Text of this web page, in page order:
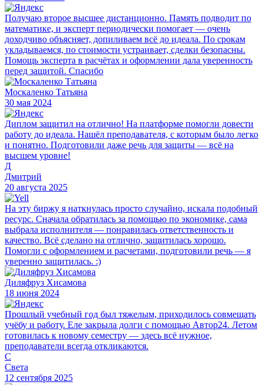
Получаю второе высшее дистанционно. Память подводит по
математике, и эксперт периодически помогает — очень
доходчиво объясняет, допиливаем всё до идеала. По срокам
укладываемся, по стоимости устраивает, сделки безопасны.
Помощь эксперта в расчётах и оформлении дала уверенность
перед защитой. Спасибо
Москаленко Татьяна
30 мая 2024
Диплом защитил на отлично! На платформе помогли довести
работу до идеала. Нашёл преподавателя, с которым было легко
и понятно. Подготовили даже речь для защиты — всё на
высшем уровне!
Д
Дмитрий
20 августа 2025
На эту биржу я наткнулась просто случайно, искала подобный
ресурс. Сначала обратилась за помощью по экономике, сама
выбрала исполнителя — понравилась ответственность и
качество. Всё сделано на отлично, защитилась хорошо.
Помогли с оформлением и расчетами, подготовили речь — я
уверенно защитилась. :)
Диляфруз Хисамова
18 июня 2024
Прошлый учебный год был тяжелым, приходилось совмещать
учёбу и работу. Еле закрыла долги с помощью Автор24. Летом
готовилась к новому семестру — здесь всё нужное,
преподаватели всегда откликаются.
С
Света
12 сентября 2025